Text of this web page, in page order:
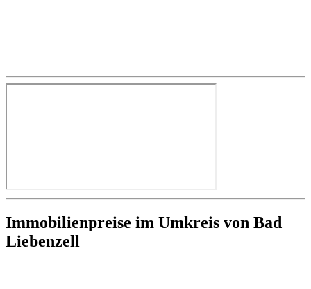
Immobilienpreise im Umkreis von Bad
Liebenzell